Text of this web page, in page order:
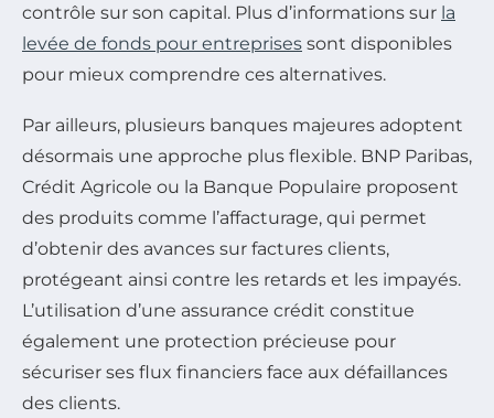
contrôle sur son capital. Plus d’informations sur la
levée de fonds pour entreprises sont disponibles
pour mieux comprendre ces alternatives.
Par ailleurs, plusieurs banques majeures adoptent
désormais une approche plus flexible. BNP Paribas,
Crédit Agricole ou la Banque Populaire proposent
des produits comme l’affacturage, qui permet
d’obtenir des avances sur factures clients,
protégeant ainsi contre les retards et les impayés.
L’utilisation d’une assurance crédit constitue
également une protection précieuse pour
sécuriser ses flux financiers face aux défaillances
des clients.